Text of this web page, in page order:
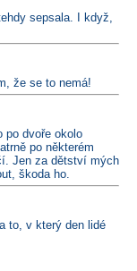
sepsala. I když,
že se to nemá!
po dvoře okolo
po některém
Jen za dětství mých
škoda ho.
to, v který den lidé